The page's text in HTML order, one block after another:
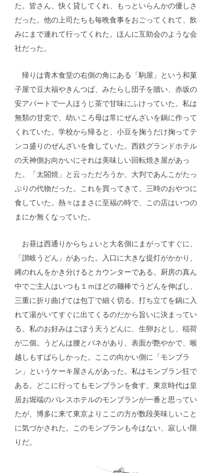
た。皆さん、快く貸してくれ、もっといらんかの優しさ
だった。他の上司たちも毎晩食事をおごってくれて、飲
みにまで連れて行ってくれた。ほんに互助会のような会
社だった。
帰りは青木食堂の右側の角にある「駒屋」という和菓
子屋で豆大福やきんつば、みたらし団子を贖い、赤坂の
安アパートで一人ほうじ茶で甘味にふけっていた。私は
無類の甘党で、幼いころ母は常にぜんざいを鍋に作って
くれていた。学校から帰ると、小豆を掬うだけ掬ってテ
ンコ盛りのぜんざいを食していた。西鉄グランドホテル
の天神側お向かいにそれは美味しい回転焼き屋があっ
た。「太閤焼」と云っただろうか、大判であんこがたっ
ぷりの代物だった。これを買ってきて、三時のおやつに
食していた。熱々はまさに至福の時で、この店はいつの
まにか無くなっていた。
お昼は西通りからちょいと大名側にまがってすぐに、
「讃岐うどん」があった。入口に大きな提灯がかかり、
縄のれんをかき分けるとカウンターである。厨房の真ん
中でご主人はいつも１ｍほどの麺棒でうどんを伸ばし、
三重に折り曲げては包丁で細く切る。打ち立てを鍋に入
れて湯がいてすぐに出てくるのだから旨いに決まってい
る。私のお好みはごぼう天うどんに、生卵おとし、稲荷
が二個。うどんは腰とバネがあり、表面が艶やかで、喉
越しもすばらしかった。ここの向かい側に「モンブラ
ン」というケーキ屋さんがあった。私はモンブラン狂で
ある。どこに行ってもモンブランを食す。東京時代は皇
居お堀端のパレスホテルのモンブランが一番と思ってい
たが、博多に来て東京よりここの方が数段美味しいこと
に気づかされた。このモンブランも今はない、寂しい限
りだ。